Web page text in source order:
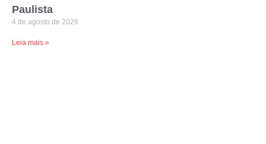
Paulista
4 de agosto de 2026
Leia mais »